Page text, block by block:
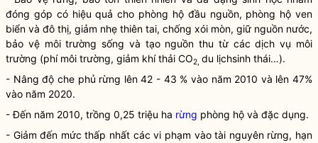
đóng góp có hiệu quả cho phòng hộ đầu nguồn, phòng hộ ven
biển và đô thị, giảm nhẹ thiên tai, chống xói mòn, giữ nguồn nước,
bảo vệ môi trường sống và tạo nguồn thu từ các dịch vụ môi
trường (phí môi trường, giảm khí thải CO2, du lịchsinh thái…).
- Nâng độ che phủ rừng lên 42 - 43 % vào năm 2010 và lên 47%
vào năm 2020.
- Đến năm 2010, trồng 0,25 triệu ha rừng phòng hộ và đặc dụng.
- Giảm đến mức thấp nhất các vi phạm vào tài nguyên rừng, hạn